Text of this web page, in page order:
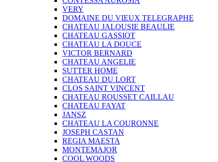
VERY
DOMAINE DU VIEUX TELEGRAPHE
CHATEAU JALOUSIE BEAULIE
CHATEAU GASSIOT
CHATEAU LA DOUCE
VICTOR BERNARD
CHATEAU ANGELIE
SUTTER HOME
CHATEAU DU LORT
CLOS SAINT VINCENT
CHATEAU ROUSSET CAILLAU
CHATEAU FAYAT
JANSZ
CHATEAU LA COURONNE
JOSEPH CASTAN
REGIA MAESTA
MONTEMAJOR
COOL WOODS